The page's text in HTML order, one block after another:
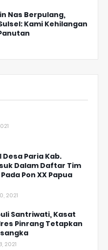
Nas Berpulang,
Kami Kehilangan
Desa Paria Kab.
Dalam Daftar Tim
Pon XX Papua
2021
Santriwati, Kasat
Pinrang Tetapkan
2021